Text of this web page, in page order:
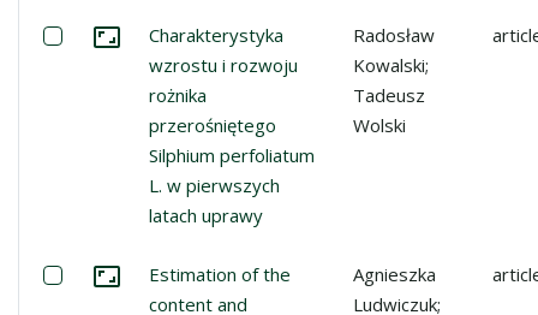
Select: Charakterystyka wzrostu i rozwoju rożnika
Go to the collection
Charakterystyka
wzrostu i rozwoju
rożnika
przerośniętego
Silphium perfoliatum
L. w pierwszych
latach uprawy
Radosław
Kowalski;
Tadeusz
Wolski
Select: Estimation of the content and composition of
Go to the collection
Estimation of the
content and
Agnieszka
Ludwiczuk;